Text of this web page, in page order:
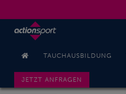
TAUCHAUSBILDUNG
JETZT ANFRAGEN